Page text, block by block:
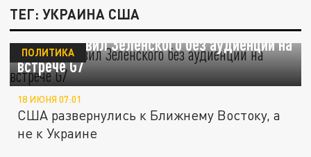
ТЕГ: УКРАИНА США
Трамп оставил Зеленского без аудиенции на
встрече G7
ПОЛИТИКА
18 ИЮНЯ 07:01
США развернулись к Ближнему Востоку, а
не к Украине